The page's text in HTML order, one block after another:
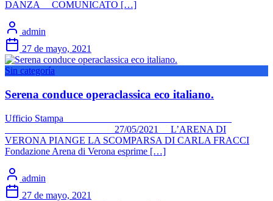
DANZA COMUNICATO […]
admin
27 de mayo, 2021
Sin categoría
Serena conduce operaclassica eco italiano.
Ufficio Stampa
27/05/2021 L’ARENA DI
VERONA PIANGE LA SCOMPARSA DI CARLA FRACCI
Fondazione Arena di Verona esprime […]
admin
27 de mayo, 2021